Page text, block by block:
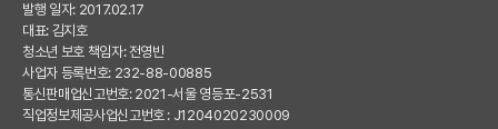
발행 일자: 2017.02.17
대표: 김지호
청소년 보호 책임자: 전영빈
사업자 등록번호: 232-88-00885
통신판매업신고번호: 2021-서울 영등포-2531
직업정보제공사업신고번호 : J1204020230009